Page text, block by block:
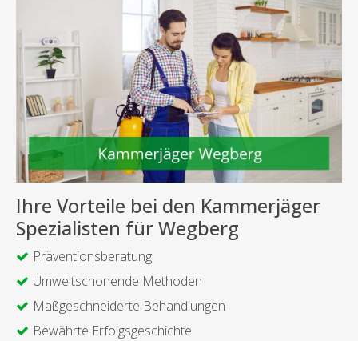
Ihre Vorteile bei den Kammerjäger
Spezialisten für Wegberg
Präventionsberatung
Umweltschonende Methoden
Maßgeschneiderte Behandlungen
Bewährte Erfolgsgeschichte